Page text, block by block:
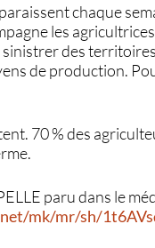
chaque
les
des
de production.
70 % des
paru dans le
mk/mr/sh/